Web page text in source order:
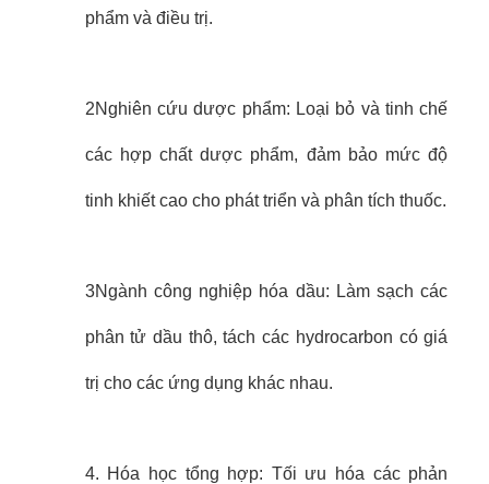
phẩm và điều trị.
2Nghiên cứu dược phẩm: Loại bỏ và tinh chế
các hợp chất dược phẩm, đảm bảo mức độ
tinh khiết cao cho phát triển và phân tích thuốc.
3Ngành công nghiệp hóa dầu: Làm sạch các
phân tử dầu thô, tách các hydrocarbon có giá
trị cho các ứng dụng khác nhau.
4. Hóa học tổng hợp: Tối ưu hóa các phản